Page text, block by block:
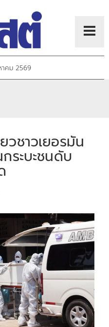
คม 2569
วชาวเยอรมัน
ระบะชนดับ